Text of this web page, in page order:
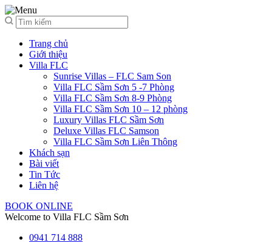
Trang chủ
Giới thiệu
Villa FLC
Sunrise Villas – FLC Sam Son
Villa FLC Sầm Sơn 5 -7 Phòng
Villa FLC Sầm Sơn 8-9 Phòng
Villa FLC Sầm Sơn 10 – 12 phòng
Luxury Villas FLC Sầm Sơn
Deluxe Villas FLC Samson
Villa FLC Sầm Sơn Liên Thông
Khách sạn
Bài viết
Tin Tức
Liên hệ
BOOK ONLINE
Welcome to Villa FLC Sầm Sơn
0941 714 888